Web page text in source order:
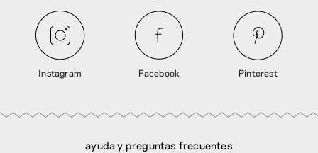
Instagram Facebook Pinterest
ayuda y preguntas frecuentes